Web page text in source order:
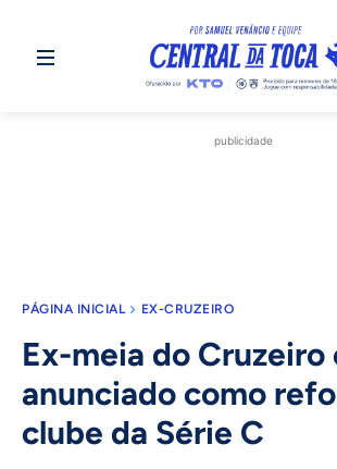
publicidade
PÁGINA INICIAL EX-CRUZEIRO
Ex-meia do Cruzeiro
anunciado como
clube da Série C